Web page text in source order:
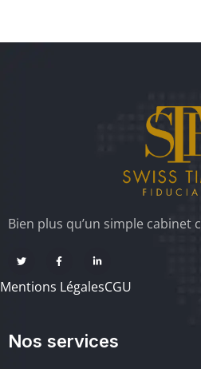
Bien plus qu’un simple cabinet
Mentions LégalesCGU
Nos services